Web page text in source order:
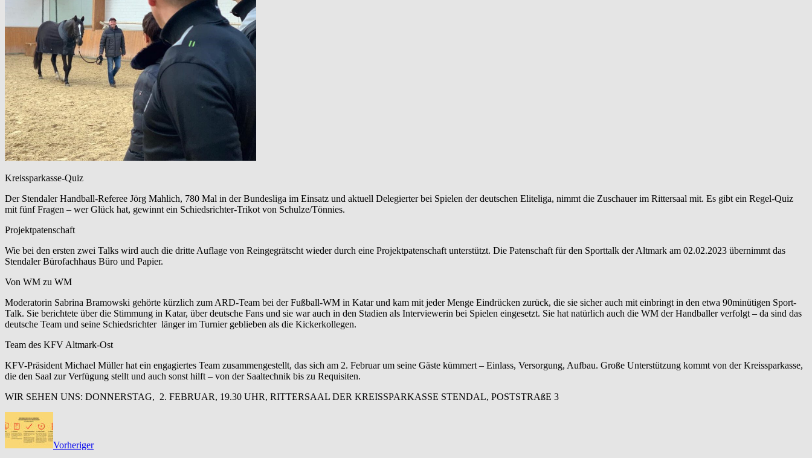
Kreissparkasse-Quiz
Der Stendaler Handball-Referee Jörg Mahlich, 780 Mal in der Bundesliga im Einsatz und aktuell Delegierter bei Spielen der deutschen Eliteliga, nimmt die Zuschauer im Rittersaal mit. Es gibt ein Regel-Quiz
mit fünf Fragen – wer Glück hat, gewinnt ein Schiedsrichter-Trikot von Schulze/Tönnies.
Projektpatenschaft
Wie bei den ersten zwei Talks wird auch die dritte Auflage von Reingegrätscht wieder durch eine Projektpatenschaft unterstützt. Die Patenschaft für den Sporttalk der Altmark am 02.02.2023 übernimmt das
Stendaler Bürofachhaus Büro und Papier.
Von WM zu WM
Moderatorin Sabrina Bramowski gehörte kürzlich zum ARD-Team bei der Fußball-WM in Katar und kam mit jeder Menge Eindrücken zurück, die sie sicher auch mit einbringt in den etwa 90minütigen Sport-
Talk. Sie berichtete über die Stimmung in Katar, über deutsche Fans und sie war auch in den Stadien als Interviewerin bei Spielen eingesetzt. Sie hat natürlich auch die WM der Handballer verfolgt – da sind das
deutsche Team und seine Schiedsrichter länger im Turnier geblieben als die Kickerkollegen.
Team des KFV Altmark-Ost
KFV-Präsident Michael Müller hat ein engagiertes Team zusammengestellt, das sich am 2. Februar um seine Gäste kümmert – Einlass, Versorgung, Aufbau. Große Unterstützung kommt von der Kreissparkasse,
die den Saal zur Verfügung stellt und auch sonst hilft – von der Saaltechnik bis zu Requisiten.
WIR SEHEN UNS: DONNERSTAG, 2. FEBRUAR, 19.30 UHR, RITTERSAAL DER KREISSPARKASSE STENDAL, POSTSTRAßE 3
Vorheriger